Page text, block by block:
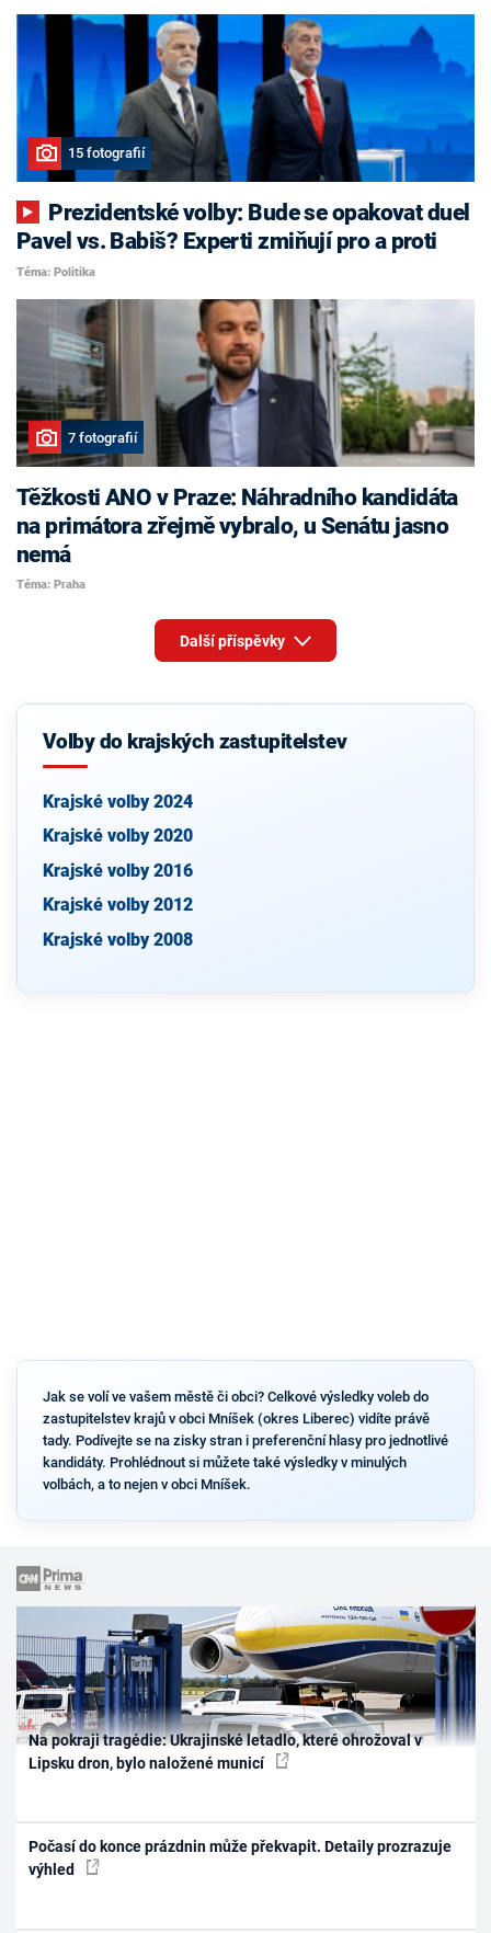
15 fotografií
Pavel vs. Babiš? Experti zmiňují pro a proti
Téma: Politika
7 fotografií
Těžkosti ANO v Praze: Náhradního kandidáta
na primátora zřejmě vybralo, u Senátu jasno
nemá
Téma: Praha
Další příspěvky
Volby do krajských zastupitelstev
Krajské volby 2024
Krajské volby 2020
Krajské volby 2016
Krajské volby 2012
Krajské volby 2008
Jak se volí ve vašem městě či obci? Celkové výsledky voleb do
zastupitelstev krajů v obci Mníšek (okres Liberec) vidíte právě
tady. Podívejte se na zisky stran i preferenční hlasy pro jednotlivé
kandidáty. Prohlédnout si můžete také výsledky v minulých
volbách, a to nejen v obci Mníšek.
Na pokraji tragédie: Ukrajinské letadlo, které ohrožoval v
Lipsku dron, bylo naložené municí
Počasí do konce prázdnin může překvapit. Detaily prozrazuje
výhled